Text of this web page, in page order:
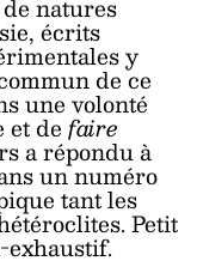
natures
écrits
y
de ce
une volonté
defaire
a répondu à
un numéro
tant les
Petit